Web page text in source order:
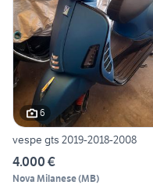
6
vespe gts 2019-2018-2008
4.000 €
Nova Milanese(MB)